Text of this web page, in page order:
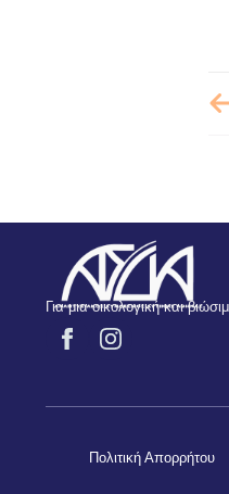
Για μια οικολογική και
Πολιτική Απορρήτου